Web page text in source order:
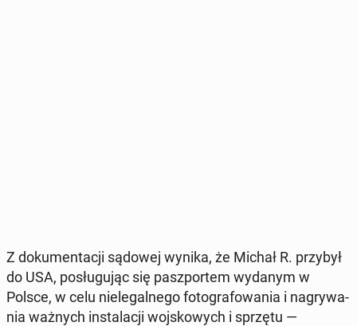
Z do­ku­men­ta­cji sądowej wynika, że Michał R. przybył
do USA, po­słu­gu­jąc się pasz­por­tem wydanym w
Polsce, w celu nie­le­gal­ne­go fo­to­gra­fo­wa­nia i na­gry­wa­
nia ważnych in­sta­la­cji woj­sko­wych i sprzętu —